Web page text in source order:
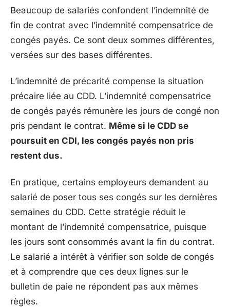
Beaucoup de salariés confondent l’indemnité de
fin de contrat avec l’indemnité compensatrice de
congés payés. Ce sont deux sommes différentes,
versées sur des bases différentes.
L’indemnité de précarité compense la situation
précaire liée au CDD. L’indemnité compensatrice
de congés payés rémunère les jours de congé non
pris pendant le contrat. Même si le CDD se
poursuit en CDI, les congés payés non pris
restent dus.
En pratique, certains employeurs demandent au
salarié de poser tous ses congés sur les dernières
semaines du CDD. Cette stratégie réduit le
montant de l’indemnité compensatrice, puisque
les jours sont consommés avant la fin du contrat.
Le salarié a intérêt à vérifier son solde de congés
et à comprendre que ces deux lignes sur le
bulletin de paie ne répondent pas aux mêmes
règles.